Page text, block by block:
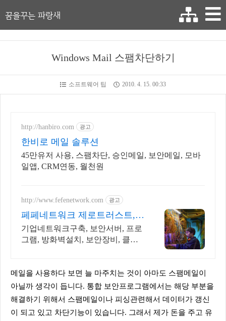
꿈을꾸는 파랑새
Windows Mail 스팸차단하기
소프트웨어 팁 2010. 4. 15. 00:33
http://hanbiro.com 광고
한비로 메일 솔루션
45만유저 사용, 스팸차단, 승인메일, 보안메일, 모바
일앱, CRM연동, 월천원
http://www.fefenetwork.com 광고
페페네트워크 제로트러스트,네
트워크보안구축
기업네트워크구축, 보안서버, 프로
그램, 방화벽설치, 보안장비, 클라
메일을 사용하다 보면 늘 마주치는 것이 아마도 스팸메일이
아닐까 생각이 듭니다. 통합 보안프로그램에서는 해당 부분을
해결하기 위해서 스팸메일이나 피싱관련해서 데이터가 갱신
이 되고 있고 차단기능이 있습니다. 그래서 제가 돈을 주고 유